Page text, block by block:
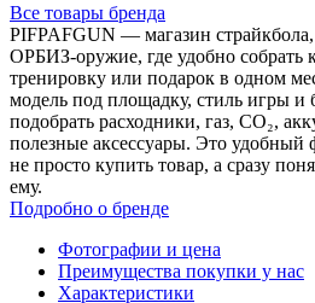
Все товары бренда
PIFPAFGUN — магазин
ОРБИЗ-оружие, где удобно собрать
тренировку или подарок в одном
модель под площадку, стиль игры и
подобрать расходники, газ, CO₂,
полезные аксессуары. Это удобный
не просто купить товар, а сразу
ему.
Подробно о бренде
Фотографии и цена
Преимущества покупки у нас
Характеристики